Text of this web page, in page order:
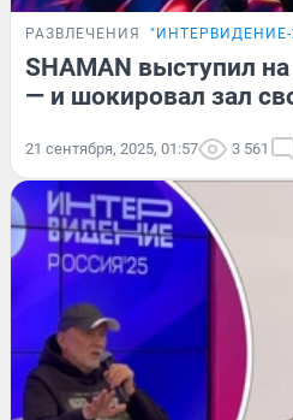
РАЗВЛЕЧЕНИЯ "ИНТЕРВИДЕНИЕ-
SHAMAN выступил
— и шокировал зал
21 сентября, 2025, 01:57 3 561